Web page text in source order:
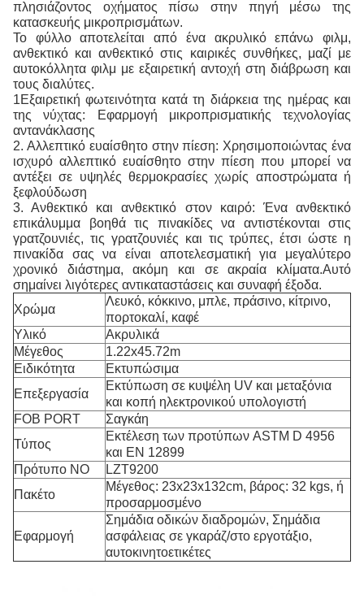
πλησιάζοντος οχήματος πίσω στην πηγή μέσω της
κατασκευής μικροπρισμάτων.
Το φύλλο αποτελείται από ένα ακρυλικό επάνω φιλμ,
ανθεκτικό και ανθεκτικό στις καιρικές συνθήκες, μαζί με
αυτοκόλλητα φιλμ με εξαιρετική αντοχή στη διάβρωση και
τους διαλύτες.
1Εξαιρετική φωτεινότητα κατά τη διάρκεια της ημέρας και
της νύχτας: Εφαρμογή μικροπρισματικής τεχνολογίας
αντανάκλασης
2. Αλλεπτικό ευαίσθητο στην πίεση: Χρησιμοποιώντας ένα
ισχυρό αλλεπτικό ευαίσθητο στην πίεση που μπορεί να
αντέξει σε υψηλές θερμοκρασίες χωρίς αποστρώματα ή
ξεφλούδωση
3. Ανθεκτικό και ανθεκτικό στον καιρό: Ένα ανθεκτικό
επικάλυμμα βοηθά τις πινακίδες να αντιστέκονται στις
γρατζουνιές, τις γρατζουνιές και τις τρύπες, έτσι ώστε η
πινακίδα σας να είναι αποτελεσματική για μεγαλύτερο
χρονικό διάστημα, ακόμη και σε ακραία κλίματα.Αυτό
σημαίνει λιγότερες αντικαταστάσεις και συναφή έξοδα.
Χρώμα
Λευκό, κόκκινο, μπλε, πράσινο, κίτρινο,
πορτοκαλί, καφέ
Υλικό
Ακρυλικά
Μέγεθος
1.22x45.72m
Ειδικότητα
Εκτυπώσιμα
Επεξεργασία
Εκτύπωση σε κυψέλη UV και μεταξόνια
και κοπή ηλεκτρονικού υπολογιστή
FOB PORT
Σαγκάη
Τύπος
Εκτέλεση των προτύπων ASTM D 4956
και EN 12899
Πρότυπο ΝΟ
LZT9200
Πακέτο
Μέγεθος: 23x23x132cm, βάρος: 32 kgs, ή
προσαρμοσμένο
Εφαρμογή
Σημάδια οδικών διαδρομών, Σημάδια
ασφάλειας σε γκαράζ/στο εργοτάξιο,
αυτοκινητοετικέτες